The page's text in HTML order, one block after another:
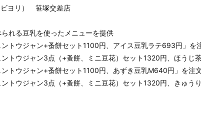
ビヨリ） 笹塚交差店
れる豆乳を使ったメニューを提供
トウジャン+蚤餅セット1100円、アイス豆乳ラテ693円」を
トウジャン3点（+蚤餅、ミニ豆花）セット1320円、ほうじ
トウジャン+蚤餅セット1100円、あずき豆乳M640円」を注
トウジャン3点（+蚤餅、ミニ豆花）セット1320円、きゅう